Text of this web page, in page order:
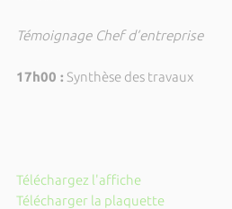
Témoignage Chef d’entreprise
17h00 : Synthèse des travaux
Téléchargez l'affiche
Télécharger la plaquette